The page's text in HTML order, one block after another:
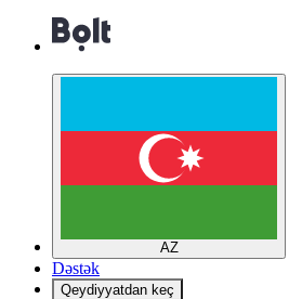
AZ
Dəstək
Qeydiyyatdan keç